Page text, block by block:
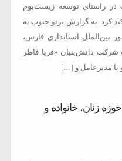
در راستای توسعه زیست‌بوم
کرد. به گزارش پرتو جنوب به
بین‌الملل استانداری فارس،
دانش‌بنیان «فریا فاطر
با مدیرعامل و […]
زنان، خانواده و